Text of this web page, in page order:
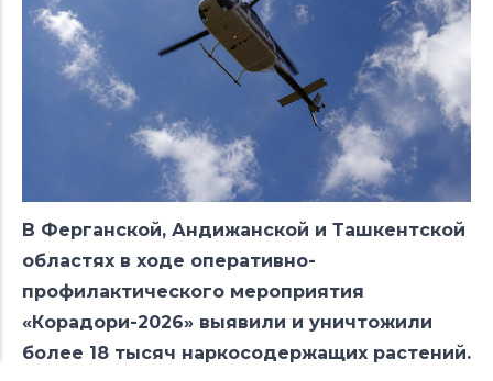
В Ферганской, Андижанской и Ташкентской
областях в ходе оперативно-
профилактического мероприятия
«Корадори-2026» выявили и уничтожили
более 18 тысяч наркосодержащих растений.